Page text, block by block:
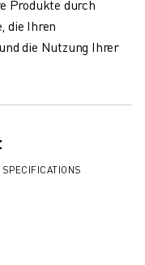
Produkte durch
die Ihren
die Nutzung Ihrer